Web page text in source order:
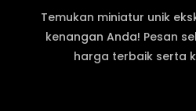
Temukan miniatur unik
kenangan Anda! Pesan
harga terbaik serta